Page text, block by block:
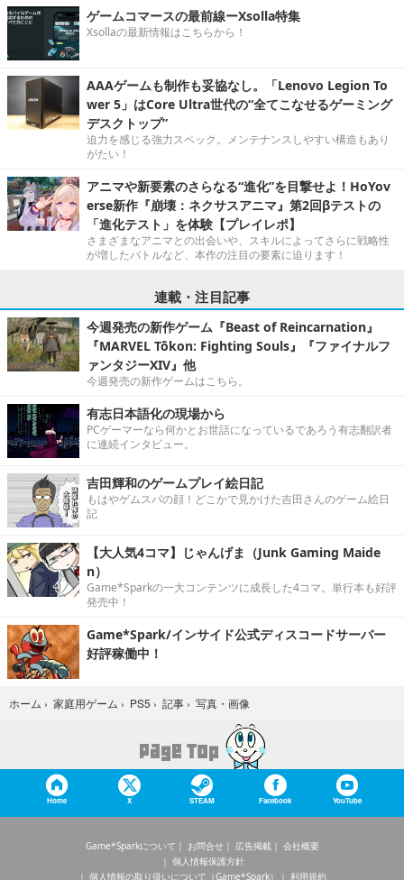
ゲームコマースの最前線ーXsolla特集
Xsollaの最新情報はこちらから！
AAAゲームも制作も妥協なし。「Lenovo Legion To
wer 5」はCore Ultra世代の“全てこなせるゲーミング
デスクトップ”
迫力を感じる強力スペック。メンテナンスしやすい構造もあり
がたい！
アニマや新要素のさらなる“進化”を目撃せよ！HoYov
erse新作『崩壊：ネクサスアニマ』第2回βテストの
「進化テスト」を体験【プレイレポ】
さまざまなアニマとの出会いや、スキルによってさらに戦略性
が増したバトルなど、本作の注目の要素に迫ります！
連載・注目記事
今週発売の新作ゲーム『Beast of Reincarnation』
『MARVEL Tōkon: Fighting Souls』『ファイナルフ
ァンタジーXIV』他
今週発売の新作ゲームはこちら。
有志日本語化の現場から
PCゲーマーなら何かとお世話になっているであろう有志翻訳者
に連続インタビュー。
吉田輝和のゲームプレイ絵日記
もはやゲムスパの顔！どこかで見かけた吉田さんのゲーム絵日
記
【大人気4コマ】じゃんげま（Junk Gaming Maide
n）
Game*Sparkの一大コンテンツに成長した4コマ。単行本も好評
発売中！
Game*Spark/インサイド公式ディスコードサーバー
好評稼働中！
ホーム › 家庭用ゲーム › PS5 › 記事 › 写真・画像
Home X STEAM Facebook YouTube
Game*Sparkについて お問合せ 広告掲載
会社概要
個人情報保護方針
個人情報の取り扱いについて（Game*Spark）
利用規約